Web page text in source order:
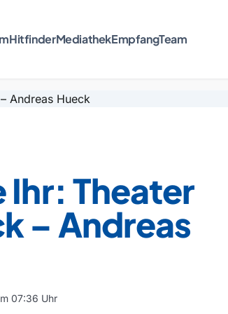
HitfinderMediathekEmpfangTeam
Ihr: Theater
– Andreas
07:36 Uhr